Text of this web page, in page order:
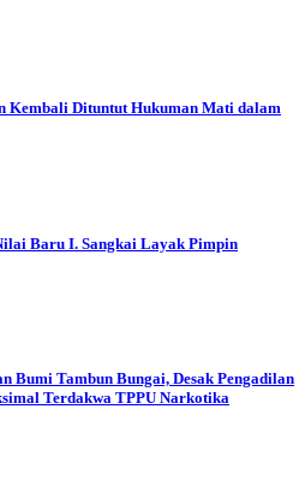
Kembali Dituntut Hukuman Mati dalam
Baru I. Sangkai Layak Pimpin
Bumi Tambun Bungai, Desak Pengadilan
Terdakwa TPPU Narkotika